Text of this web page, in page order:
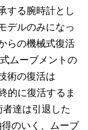
する腕時計とし
デルのみになっ
らの機械式復活
ムーブメントの
術の復活は
的に復活するま
達は引退した
のいく、ムーブ